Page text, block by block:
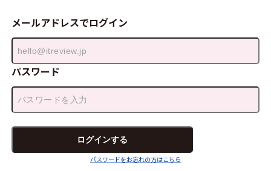
メールアドレスでログイン
パスワード
パスワードをお忘れの方はこちら